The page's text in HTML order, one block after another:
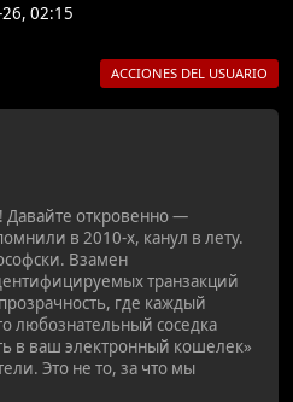
02:15
ACCIONES DEL USUARIO
Давайте откровенно —
в 2010-х, канул в лету.
Взамен
транзакций
где каждый
любознательный соседка
в ваш электронный кошелек»
Это не то, за что мы